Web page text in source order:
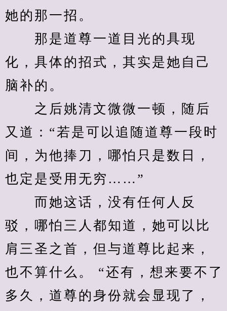
她的那一招。
那是道尊一道目光的具现
化，具体的招式，其实是她自己
脑补的。
之后姚清文微微一顿，随后
又道：“若是可以追随道尊一段时
间，为他捧刀，哪怕只是数日，
也定是受用无穷……”
而她这话，没有任何人反
驳，哪怕三人都知道，她可以比
肩三圣之首，但与道尊比起来，
也不算什么。 “还有，想来要不了
多久，道尊的身份就会显现了，